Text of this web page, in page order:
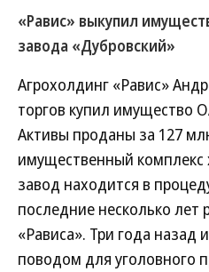
«Равис» выкупил
завода «Дубровский»
Агрохолдинг «Равис»
торгов купил имущество
Активы проданы за 127
имущественный комплекс
завод находится в
последние несколько лет
«Рависа». Три года назад
поводом для уголовного